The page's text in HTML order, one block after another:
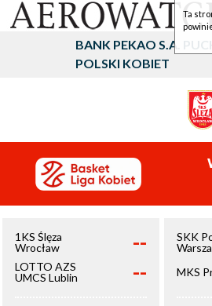
BANK PEKAO S.A.
POLSKI KOBIET
1KS Ślęza
Wrocław
--
LOTTO AZS
UMCS Lublin
--
SKK
MKS
Ta